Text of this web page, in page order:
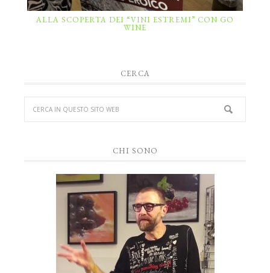
ALLA SCOPERTA DEI “VINI ESTREMI” CON GO
WINE
CERCA
CHI SONO